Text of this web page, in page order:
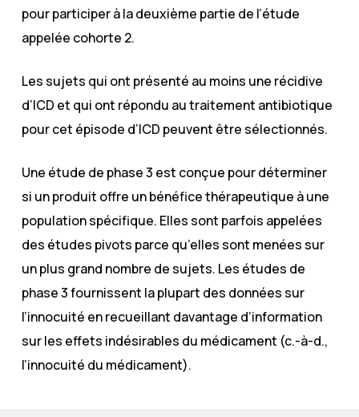
pour participer à la deuxième partie de l’étude
appelée cohorte 2.
Les sujets qui ont présenté au moins une récidive
d’ICD et qui ont répondu au traitement antibiotique
pour cet épisode d’ICD peuvent être sélectionnés.
Une étude de phase 3 est conçue pour déterminer
si un produit offre un bénéfice thérapeutique à une
population spécifique. Elles sont parfois appelées
des études pivots parce qu’elles sont menées sur
un plus grand nombre de sujets. Les études de
phase 3 fournissent la plupart des données sur
l’innocuité en recueillant davantage d’information
sur les effets indésirables du médicament (c.-à-d.,
l’innocuité du médicament).